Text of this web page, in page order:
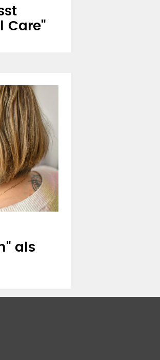
Care"
als